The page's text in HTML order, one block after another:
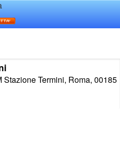
Termini, Roma, 00185